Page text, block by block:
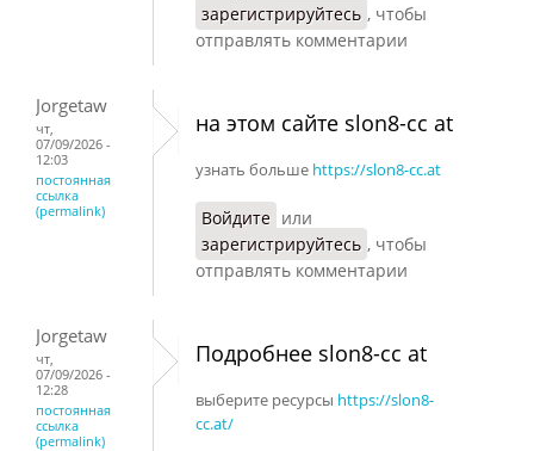
зарегистрируйтесь , чтобы
отправлять комментарии
Jorgetaw
чт,
07/09/2026 -
12:03
постоянная
ссылка
(permalink)
на этом сайте slon8-cc at
узнать больше https://slon8-cc.at
Войдите или
зарегистрируйтесь , чтобы
отправлять комментарии
Jorgetaw
чт,
07/09/2026 -
12:28
постоянная
ссылка
(permalink)
Подробнее slon8-cc at
выберите ресурсы https://slon8-
cc.at/